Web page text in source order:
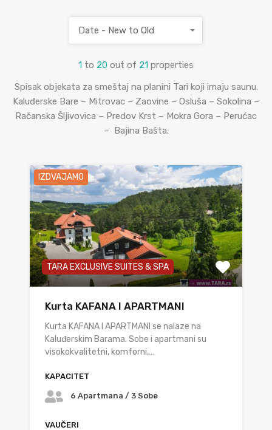
1 to 20 out of 21 properties
Date - New to Old
Spisak objekata za smeštaj na planini Tari koji imaju saunu.
Kaluđerske Bare – Mitrovac – Zaovine – Osluša – Sokolina –
Račanska Šljivovica – Predov Krst – Mokra Gora – Perućac
– Bajina Bašta.
IZDVAJAMO
TARA EXCLUSIVE SUITES & SPA
Kurta KAFANA I APARTMANI
Kurta KAFANA I APARTMANI se nalaze na
Kaluđerskim Barama. Sobe i apartmani su
visokokvalitetni, komforni,…
KAPACITET
6 Apartmana / 3 Sobe
VAUČERI